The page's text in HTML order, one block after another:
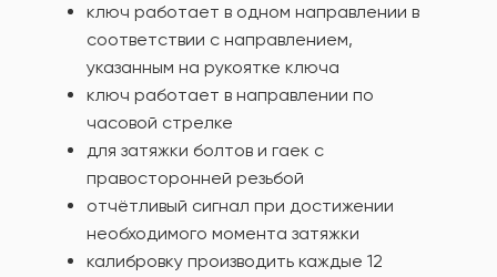
ключ работает в одном направлении в
соответствии с направлением,
указанным на рукоятке ключа
ключ работает в направлении по
часовой стрелке
для затяжки болтов и гаек с
правосторонней резьбой
отчётливый сигнал при достижении
необходимого момента затяжки
калибровку производить каждые 12